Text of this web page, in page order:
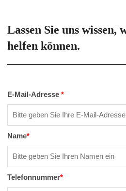
Lassen Sie uns wissen,
helfen können.
E-Mail-Adresse *
Name*
Telefonnummer*